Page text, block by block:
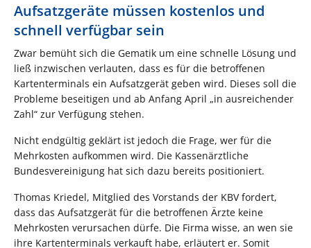
Aufsatzgeräte müssen kostenlos und
schnell verfügbar sein
Zwar bemüht sich die Gematik um eine schnelle Lösung und
ließ inzwischen verlauten, dass es für die betroffenen
Kartenterminals ein Aufsatzgerät geben wird. Dieses soll die
Probleme beseitigen und ab Anfang April „in ausreichender
Zahl“ zur Verfügung stehen.
Nicht endgültig geklärt ist jedoch die Frage, wer für die
Mehrkosten aufkommen wird. Die Kassenärztliche
Bundesvereinigung hat sich dazu bereits positioniert.
Thomas Kriedel, Mitglied des Vorstands der KBV fordert,
dass das Aufsatzgerät für die betroffenen Ärzte keine
Mehrkosten verursachen dürfe. Die Firma wisse, an wen sie
ihre Kartenterminals verkauft habe, erläutert er. Somit